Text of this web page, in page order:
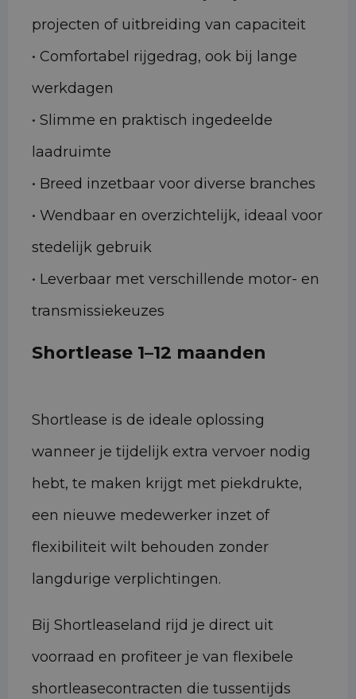
projecten of uitbreiding van capaciteit
• Comfortabel rijgedrag, ook bij lange
werkdagen
• Slimme en praktisch ingedeelde
laadruimte
• Breed inzetbaar voor diverse branches
• Wendbaar en overzichtelijk, ideaal voor
stedelijk gebruik
• Leverbaar met verschillende motor- en
transmissiekeuzes
Shortlease 1–12 maanden
Shortlease is de ideale oplossing
wanneer je tijdelijk extra vervoer nodig
hebt, te maken krijgt met piekdrukte,
een nieuwe medewerker inzet of
flexibiliteit wilt behouden zonder
langdurige verplichtingen.
Bij Shortleaseland rijd je direct uit
voorraad en profiteer je van flexibele
shortleasecontracten die tussentijds